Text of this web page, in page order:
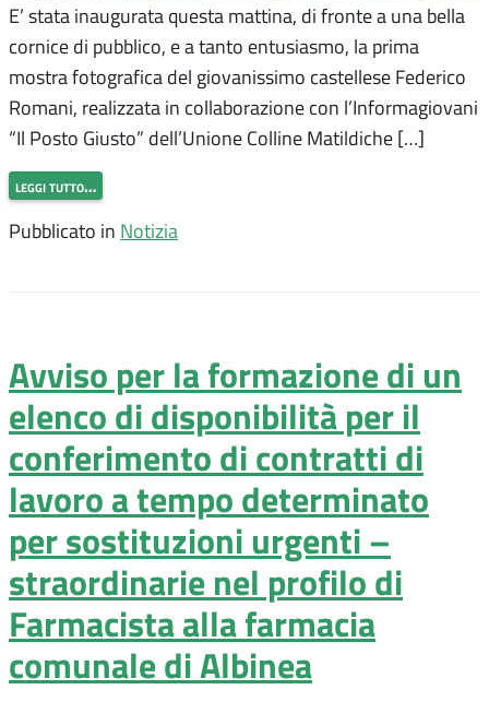
E’ stata inaugurata questa mattina, di fronte a una bella
cornice di pubblico, e a tanto entusiasmo, la prima
mostra fotografica del giovanissimo castellese Federico
Romani, realizzata in collaborazione con l’Informagiovani
“Il Posto Giusto” dell’Unione Colline Matildiche […]
leggi tutto…
Pubblicato in Notizia
Avviso per la formazione di un
elenco di disponibilità per il
conferimento di contratti di
lavoro a tempo determinato
per sostituzioni urgenti –
straordinarie nel profilo di
Farmacista alla farmacia
comunale di Albinea